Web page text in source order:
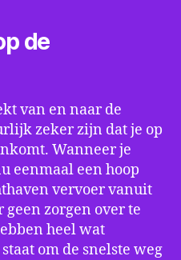
de
van en naar de
zeker zijn dat je op
Wanneer je
eenmaal een hoop
vervoer vanuit
geen zorgen over te
heel wat
om de snelste weg